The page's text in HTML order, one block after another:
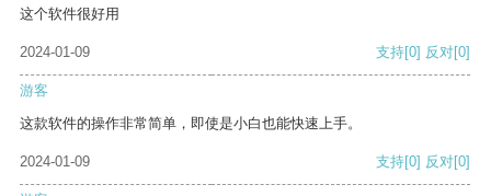
这个软件很好用
2024-01-09 支持[0] 反对[0]
游客
这款软件的操作非常简单，即使是小白也能快速上手。
2024-01-09 支持[0] 反对[0]